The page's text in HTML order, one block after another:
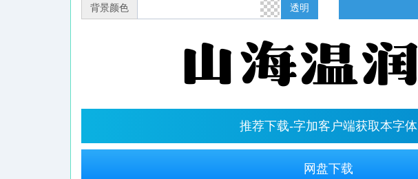
背景颜色 透明
推荐下载-字加客户端获取本字体
网盘下载